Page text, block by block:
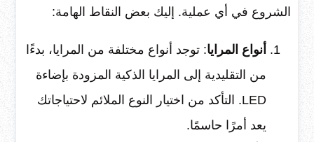
الشروع في أي عملية. إليك بعض النقاط الهامة:
أنواع المرايا: توجد أنواع مختلفة من المرايا، بدءًا
من التقليدية إلى المرايا الذكية المزودة بإضاءة
LED. التأكد من اختيار النوع الملائم لاحتياجاتك
يعد أمرًا حاسمًا.